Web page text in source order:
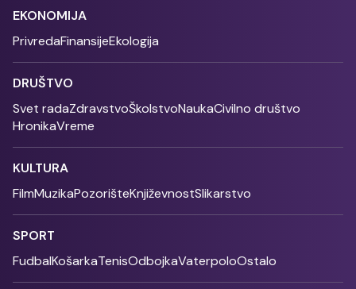
EKONOMIJA
PrivredaFinansijeEkologija
DRUŠTVO
Svet radaZdravstvoŠkolstvoNaukaCivilno društvo
HronikaVreme
KULTURA
FilmMuzikaPozorišteKnjiževnostSlikarstvo
SPORT
FudbalKošarkaTenisOdbojkaVaterpoloOstalo